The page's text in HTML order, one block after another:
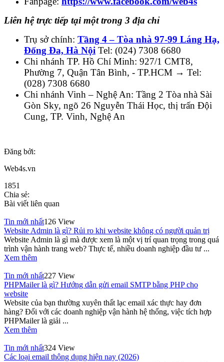
Liên hệ trực tiếp tại một trong 3 địa chỉ
Trụ sở chính: Tầng 4 – Tòa nhà 97-99 Láng Hạ,
Đống Đa, Hà Nội Tel: (024) 7308 6680
Chi nhánh TP. Hồ Chí Minh: 927/1 CMT8,
Phường 7, Quận Tân Bình, - TP.HCM → Tel:
(028) 7308 6680
Chi nhánh Vinh – Nghệ An: Tầng 2 Tòa nhà Sài
Gòn Sky, ngõ 26 Nguyễn Thái Học, thị trấn Đội
Cung, TP. Vinh, Nghệ An
Đăng bởi:
Web4s.vn
1851
Chia sẻ:
Bài viết liên quan
Tin mới nhất126 View
Website Admin là gì? Rủi ro khi website không có người quản trị
Website Admin là gì mà được xem là một vị trí quan trọng trong quá
trình vận hành trang web? Thực tế, nhiều doanh nghiệp đầu tư ...
Xem thêm
Tin mới nhất227 View
PHPMailer là gì? Hướng dẫn gửi email SMTP bằng PHP cho
website
Website của bạn thường xuyên thất lạc email xác thực hay đơn
hàng? Đối với các doanh nghiệp vận hành hệ thống, việc tích hợp
PHPMailer là giải ...
Xem thêm
Tin mới nhất324 View
Các loại email thông dụng hiện nay (2026)